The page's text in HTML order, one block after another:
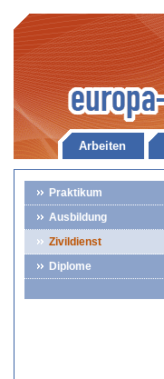
Arbeiten
Praktikum
Ausbildung
Zivildienst
Diplome